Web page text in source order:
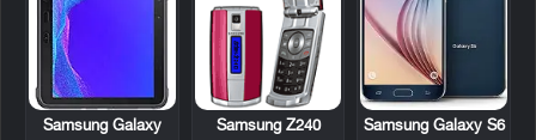
Samsung Galaxy S6
Samsung Z240
Samsung Galaxy